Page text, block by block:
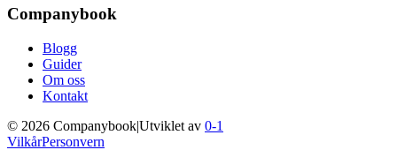
Companybook
Blogg
Guider
Om oss
Kontakt
© 2026 Companybook|Utviklet av 0-1
VilkårPersonvern